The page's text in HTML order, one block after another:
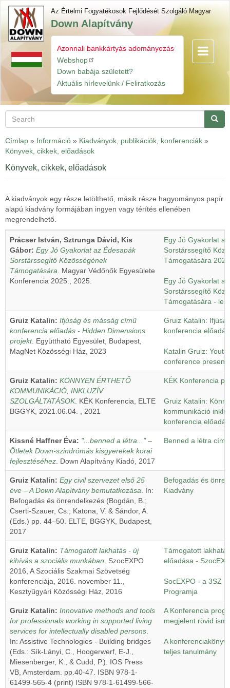
Skip
main
content
Az Értelmi Fogyatékosok Fejlődését Szolgáló Magyar
Down Alapítvány
Gyorslinkek
Azonnali bankkártyás adományozás
Webshop
Down babája született?
Aktuális hírlevelünk / Feliratkozás
Toggle
Search
Címlap » Információ » Kiadványok, publikációk, konferenciák »
Könyvek, cikkek, előadások
Könyvek, cikkek, előadások
A kiadványok egy része letölthető, másik része hagyományos papír
alapú kiadvány formájában ingyen vagy térítés ellenében
megrendelhető.
Prácser István, Sztrunga Dávid, Kis
Gábor: Egy Jó Gyakorlat az Édesapák
Sorstárssegítő Közösségének
Támogatására . Magyar Védőnők Egyesülete
Konferencia 2025., 2025.
Egy Jó Gyakorlat
Sorstárssegítő
Támogatására
Egy Jó Gyakorlat
Sorstárssegítő
Támogatására -
Gruiz Katalin: Ifjúság és másság című
konferencia előadás - Hidden Dimensions
projekt. Együttható Egyesület, Budapest,
MagNet Közösségi Ház, 2023
Gruiz Katalin:
konferencia
Katalin Gruiz:
conference
Gruiz Katalin: KÖNNYEN ÉRTHETŐ
KOMMUNIKÁCIÓ, INKLUZÍV
SZOLGÁLTATÁSOK. KÉK Konferencia, ELTE
BGGYK, 2021.06.04. , 2021
KÉK Konferencia
Gruiz Katalin:
kommunikáció
konferencia előadás
Kissné Haffner Éva: "...benned a létra..." –
Ötletek Down-szindrómás kisgyerekek korai
fejlesztéséhez . Down Alapítvány Kiadó, 2017
Benned a létra
Gruiz Katalin: Egy civil szervezet első 25
éve – A Down Alapítvány bemutatkozása . In:
Befogadás és önrendelkezés (Bogdán, B.;
Cserti-Szauer, Cs.; Katona, V. & Sándor, A.
(Eds.) pp. 44–50. ELTE, BGGYK, Budapest,
2017
Befogadás és
Kiadvány
Gruiz Katalin: Támogatott lakhatás - új
kihívás a szociális munkában . SzocEXPO
2016, A Szociális Szakmai Szövetség
konferenciája, 2016. november 11.,
Kesztyűgyári Közösségi Ház, 2016
Támogatott
előadása -
SocEXPO - a 3SZ
Programja
Gruiz Katalin: Innovative methods and tools
for professionals working in supported living
services for intellectually disabled persons
In: Assistive Technologies - Building bridges
(Eds.: Sík-Lányi, C., Hoogerwerf, E-J.,
Miesenberger, K., & Cudd, P.). IOS Press
VB, Amsterdam. pp.40-47. ISBN 978-1-
61499-565-4 (print) ISBN 978-1-61499-566-
A Konferencia
megjelent rövid
A
teljes tanulmány